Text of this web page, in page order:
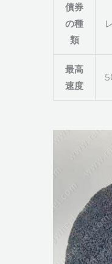
債券
の種
類
最高
速度